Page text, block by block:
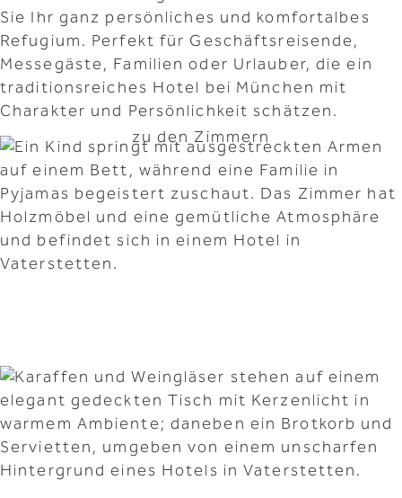
Sie Ihr ganz persönliches und komfortalbes
Refugium. Perfekt für Geschäftsreisende,
Messegäste, Familien oder Urlauber, die ein
traditionsreiches Hotel bei München mit
Charakter und Persönlichkeit schätzen.
zu den Zimmern